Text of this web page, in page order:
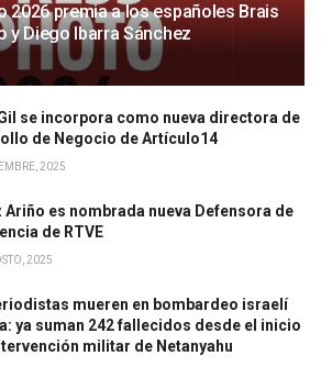
2026 premia a los españoles Brais
y Diego Ibarra Sánchez
se incorpora como nueva directora de
de Negocio de Artículo14
2025
Ariño es nombrada nueva Defensora de
de RTVE
2025
mueren en bombardeo israelí
ya suman 242 fallecidos desde el inicio
militar de Netanyahu